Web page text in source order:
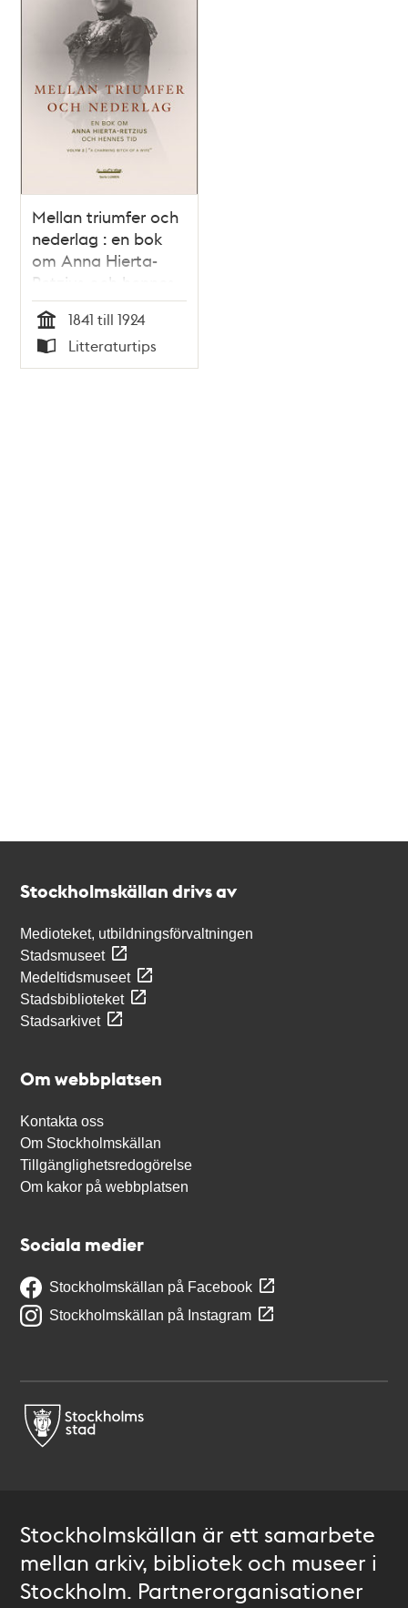
Mellan triumfer och
nederlag : en bok
om Anna Hierta-
Retzius och hennes
tid. Volym 2. "A
charming bitch of a
wife" / Gerda
Helena Lindskog
Tid
1841 till 1924
Typ
Litteraturtips
Stockholmskällan drivs av
Medioteket, utbildningsförvaltningen
Stadsmuseet
Medeltidsmuseet
Stadsbiblioteket
Stadsarkivet
Om webbplatsen
Kontakta oss
Om Stockholmskällan
Tillgänglighetsredogörelse
Om kakor på webbplatsen
Sociala medier
Stockholmskällan på Facebook
Stockholmskällan på Instagram
Stockholmskällan är ett samarbete
mellan arkiv, bibliotek och museer i
Stockholm. Partnerorganisationer